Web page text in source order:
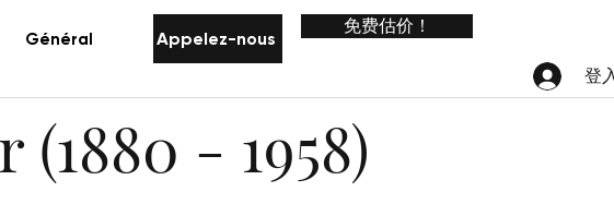
Général Général Général Général Général
Appelez-nous
免费估价！
登
- 1958)